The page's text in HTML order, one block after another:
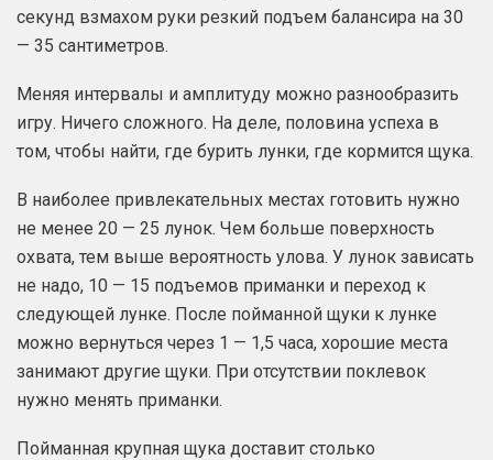
секунд взмахом руки резкий подъем балансира на 30
— 35 сантиметров.
Меняя интервалы и амплитуду можно разнообразить
игру. Ничего сложного. На деле, половина успеха в
том, чтобы найти, где бурить лунки, где кормится щука.
В наиболее привлекательных местах готовить нужно
не менее 20 — 25 лунок. Чем больше поверхность
охвата, тем выше вероятность улова. У лунок зависать
не надо, 10 — 15 подъемов приманки и переход к
следующей лунке. После пойманной щуки к лунке
можно вернуться через 1 — 1,5 часа, хорошие места
занимают другие щуки. При отсутствии поклевок
нужно менять приманки.
Пойманная крупная щука доставит столько